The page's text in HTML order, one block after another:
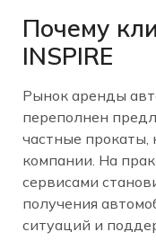
Почему
INSPIRE
Рынок аренды
переполнен
частные
компании. На
сервисами
получения
ситуаций и